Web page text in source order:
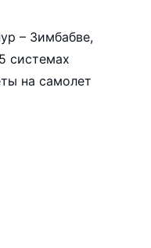
– Зимбабве,
системах
на самолет